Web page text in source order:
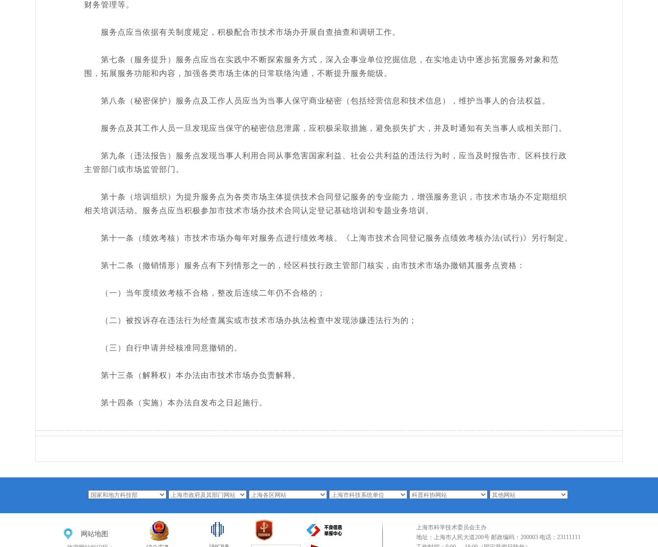
财务管理等。
服务点应当依据有关制度规定，积极配合市技术市场办开展自查抽查和调研工作。
第七条（服务提升）服务点应当在实践中不断探索服务方式，深入企事业单位挖掘信息，在实地走访中逐步拓宽服务对象和范
围，拓展服务功能和内容，加强各类市场主体的日常联络沟通，不断提升服务能级。
第八条（秘密保护）服务点及工作人员应当为当事人保守商业秘密（包括经营信息和技术信息），维护当事人的合法权益。
服务点及其工作人员一旦发现应当保守的秘密信息泄露，应积极采取措施，避免损失扩大，并及时通知有关当事人或相关部门。
第九条（违法报告）服务点发现当事人利用合同从事危害国家利益、社会公共利益的违法行为时，应当及时报告市、区科技行政
主管部门或市场监管部门。
第十条（培训组织）为提升服务点为各类市场主体提供技术合同登记服务的专业能力，增强服务意识，市技术市场办不定期组织
相关培训活动。服务点应当积极参加市技术市场办技术合同认定登记基础培训和专题业务培训。
第十一条（绩效考核）市技术市场办每年对服务点进行绩效考核。《上海市技术合同登记服务点绩效考核办法(试行)》另行制定。
第十二条（撤销情形）服务点有下列情形之一的，经区科技行政主管部门核实，由市技术市场办撤销其服务点资格：
（一）当年度绩效考核不合格，整改后连续二年仍不合格的；
（二）被投诉存在违法行为经查属实或市技术市场办执法检查中发现涉嫌违法行为的；
（三）自行申请并经核准同意撤销的。
第十三条（解释权）本办法由市技术市场办负责解释。
第十四条（实施）本办法自发布之日起施行。
网站地图
上海市科学技术委员会主办
地址：上海市人民大道200号 邮政编码：200003 电话：23111111